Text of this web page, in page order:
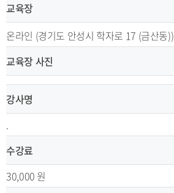
교육장
온라인 (경기도 안성시 학자로 17 (금산동))
교육장 사진
강사명
수강료
30,000 원